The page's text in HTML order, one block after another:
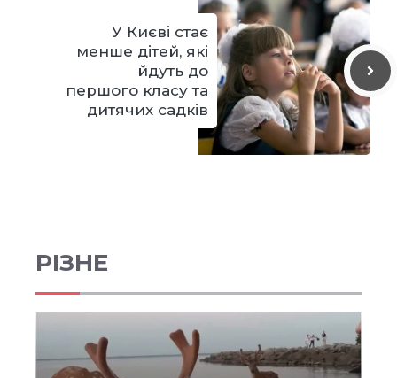
У Києві стає
менше дітей, які
йдуть до
першого класу та
дитячих садків
РІЗНЕ